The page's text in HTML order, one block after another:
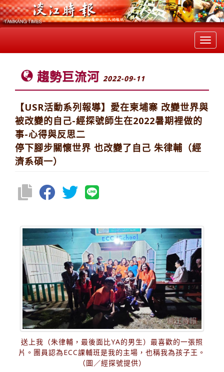
趨勢巨流河 2022-09-11
【USR活動系列報導】愛在柬埔寨 改變世界與
被改變的自己-經探號師生在2022暑期裡做的
事-心得與反思二
停下腳步關懷世界 也改變了自己 朱律輔（經
濟系碩一）
送上我（朱律輔，最後面比YA的男生）最喜歡的一張照
片。團員認為ECC課輔班是我的主場，也稱我為孩子王。
（圖／經探號提供）